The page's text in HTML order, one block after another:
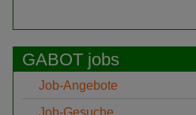
GABOT jobs
Job-Angebote
Job-Gesuche